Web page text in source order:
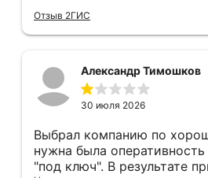
оформление двери -
Рекомендуем и планируем
Отзыв 2ГИС
Александр Тимошков
30 июля 2026
Выбрал компанию по
нужна была оперативность
"под ключ". В результате